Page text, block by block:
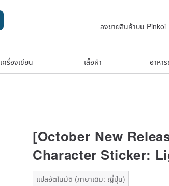
ลงขายสินค้าบน Pinkoi
เครื่องเขียน เสื้อผ้า อาหา
[October New
Character Sticker:
แปลอัตโนมัติ (ภาษาเดิม: ญี่ปุ่น)